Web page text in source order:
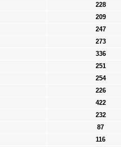
228
209
247
273
336
251
254
226
422
232
87
116